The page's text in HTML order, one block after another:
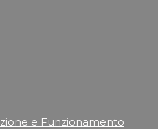
e Funzionamento